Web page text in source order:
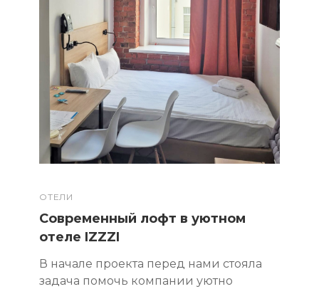
ОТЕЛИ
Современный лофт в уютном
отеле IZZZI
В начале проекта перед нами стояла
задача помочь компании уютно